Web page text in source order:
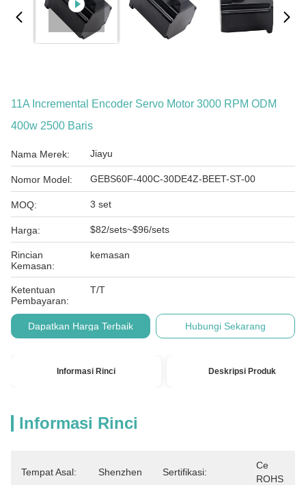
11A Incremental Encoder Servo Motor 3000 RPM ODM
400w 2500 Baris
Nama Merek: Jiayu
Nomor Model: GEBS60F-400C-30DE4Z-BEET-ST-00
MOQ: 3 set
Harga: $82/sets~$96/sets
Rincian
Kemasan:
kemasan
Ketentuan
Pembayaran:
T/T
Dapatkan Harga Terbaik Hubungi Sekarang
Informasi Rinci Deskripsi Produk
Informasi Rinci
Tempat Asal: Shenzhen Sertifikasi:
Ce
ROHS